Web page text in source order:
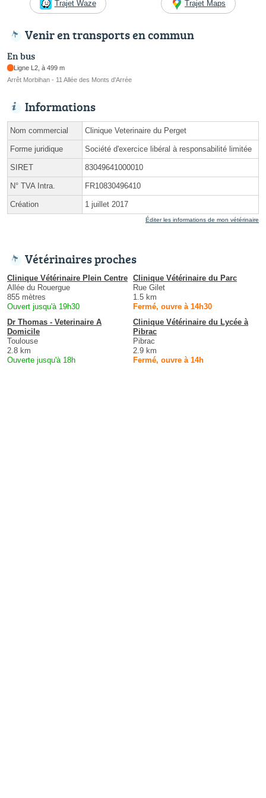
Trajet Waze Trajet Maps
Venir en transports en commun
En bus
Ligne L2, à 499 m
Arrêt Morbihan - 11 Allée des Monts d'Arrée
Informations
Nom commercial Clinique Veterinaire du Perget
Forme juridique Société d'exercice libéral à responsabilité limitée
SIRET 83049641000010
N° TVA Intra. FR10830496410
Création 1 juillet 2017
Éditer les informations de mon vétérinaire
Vétérinaires proches
Clinique Vétérinaire Plein Centre
Allée du Rouergue
855 mètres
Ouvert jusqu'à 19h30
Clinique Vétérinaire du Parc
Rue Gilet
1.5 km
Fermé, ouvre à 14h30
Dr Thomas - Veterinaire A
Domicile
Toulouse
2.8 km
Ouverte jusqu'à 18h
Clinique Vétérinaire du Lycée à
Pibrac
Pibrac
2.9 km
Fermé, ouvre à 14h